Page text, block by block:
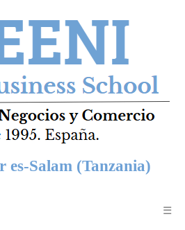
es-Salam (Tanzania)
☰